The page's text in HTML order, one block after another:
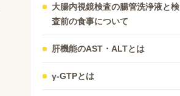
大腸内視鏡検査の腸管洗浄液と検
査前の食事について
肝機能のAST・ALTとは
γ-GTPとは